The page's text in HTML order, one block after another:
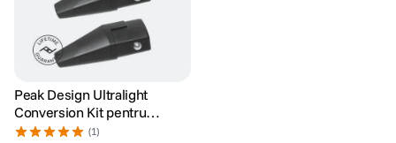
Peak Design Ultralight
Conversion Kit pentru
Trepiedele Travel
(1)